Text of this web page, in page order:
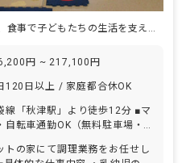
円 ~ 217,100円
120日以上 / 家庭都合休OK
「秋津駅」より徒歩12分 ■マ
自転車通勤OK（無料駐車場・
トの家にて調理業務をお任せし